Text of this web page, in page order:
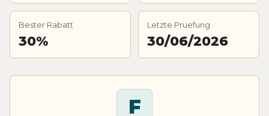
Bester Rabatt
30%
Letzte Pruefung
30/06/2026
F